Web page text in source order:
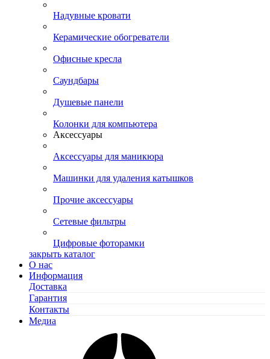
Надувные кровати
Керамические обогреватели
Офисные кресла
Саундбары
Душевые панели
Колонки для компьютера
Аксессуары
Аксессуары для маникюра
Машинки для удаления катышков
Прочие аксессуары
Сетевые фильтры
Цифровые фоторамки
закрыть каталог
О нас
Информация
Доставка
Гарантия
Контакты
Медиа